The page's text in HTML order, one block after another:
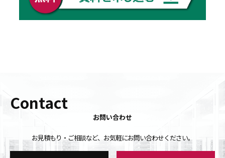
Contact
お問い合わせ
お見積もり・ご相談など、お気軽にお問い合わせください。